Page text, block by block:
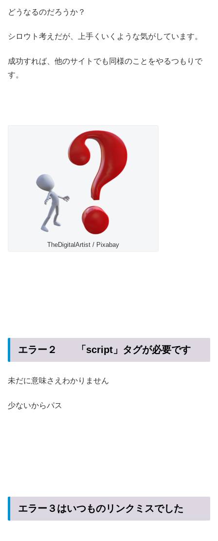
どうなるのだろうか？
シロウト考えだが、上手くいくような気がしています。
成功すれば、他のサイトでも同様のことをやるつもりで
す。
TheDigitalArtist / Pixabay
エラー２ 「script」タグが必要です
未だに意味さえわかりません
少ないからパス
エラー３はいつものリンクミスでした